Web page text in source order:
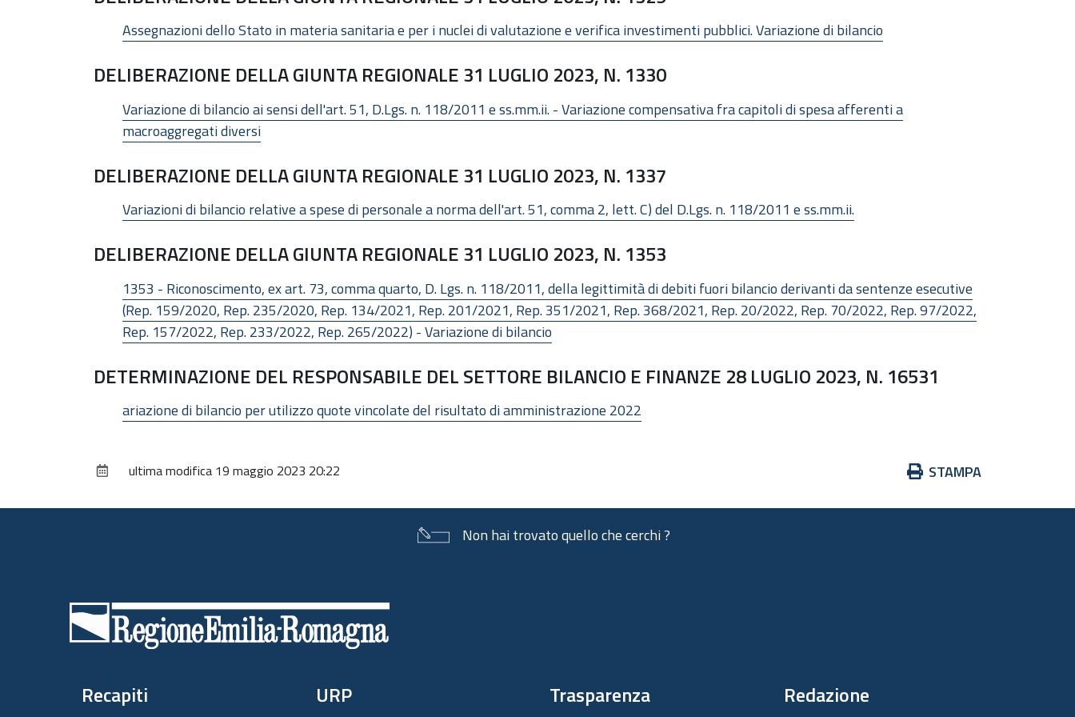
Assegnazioni dello Stato in materia sanitaria e per i nuclei di valutazione e verifica investimenti pubblici. Variazione di bilancio
DELIBERAZIONE DELLA GIUNTA REGIONALE 31 LUGLIO 2023, N. 1330
Variazione di bilancio ai sensi dell'art. 51, D.Lgs. n. 118/2011 e ss.mm.ii. - Variazione compensativa fra capitoli di spesa afferenti a
macroaggregati diversi
DELIBERAZIONE DELLA GIUNTA REGIONALE 31 LUGLIO 2023, N. 1337
Variazioni di bilancio relative a spese di personale a norma dell'art. 51, comma 2, lett. C) del D.Lgs. n. 118/2011 e ss.mm.ii.
DELIBERAZIONE DELLA GIUNTA REGIONALE 31 LUGLIO 2023, N. 1353
1353 - Riconoscimento, ex art. 73, comma quarto, D. Lgs. n. 118/2011, della legittimità di debiti fuori bilancio derivanti da sentenze esecutive
(Rep. 159/2020, Rep. 235/2020, Rep. 134/2021, Rep. 201/2021, Rep. 351/2021, Rep. 368/2021, Rep. 20/2022, Rep. 70/2022, Rep. 97/2022,
Rep. 157/2022, Rep. 233/2022, Rep. 265/2022) - Variazione di bilancio
DETERMINAZIONE DEL RESPONSABILE DEL SETTORE BILANCIO E FINANZE 28 LUGLIO 2023, N. 16531
ariazione di bilancio per utilizzo quote vincolate del risultato di amministrazione 2022
Azioni
documento
STAMPA
ultima modifica 19 maggio 2023 20:22
Non hai trovato quello che cerchi ?
Recapiti URP Trasparenza Redazione